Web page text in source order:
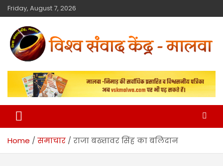
Friday, August 7, 2026
विश्व संवाद केंद्र
मालवा
Home समाचार राजा बख्तावर सिंह का बलिदान